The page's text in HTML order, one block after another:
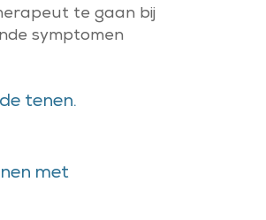
te gaan bij
symptomen
tenen.
met